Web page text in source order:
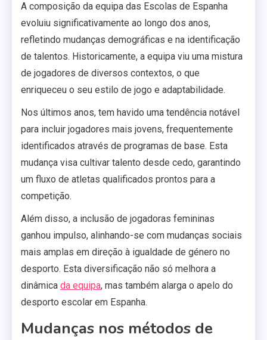
A composição da equipa das Escolas de Espanha
evoluiu significativamente ao longo dos anos,
refletindo mudanças demográficas e na identificação
de talentos. Historicamente, a equipa viu uma mistura
de jogadores de diversos contextos, o que
enriqueceu o seu estilo de jogo e adaptabilidade.
Nos últimos anos, tem havido uma tendência notável
para incluir jogadores mais jovens, frequentemente
identificados através de programas de base. Esta
mudança visa cultivar talento desde cedo, garantindo
um fluxo de atletas qualificados prontos para a
competição.
Além disso, a inclusão de jogadoras femininas
ganhou impulso, alinhando-se com mudanças sociais
mais amplas em direção à igualdade de género no
desporto. Esta diversificação não só melhora a
dinâmica da equipa, mas também alarga o apelo do
desporto escolar em Espanha.
Mudanças nos métodos de